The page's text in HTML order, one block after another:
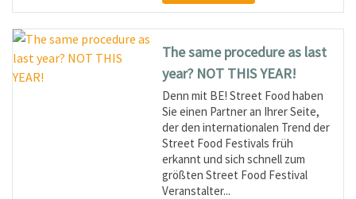
The same procedure as last
year? NOT THIS YEAR!
Denn mit BE! Street Food haben
Sie einen Partner an Ihrer Seite,
der den internationalen Trend der
Street Food Festivals früh
erkannt und sich schnell zum
größten Street Food Festival
Veranstalter...